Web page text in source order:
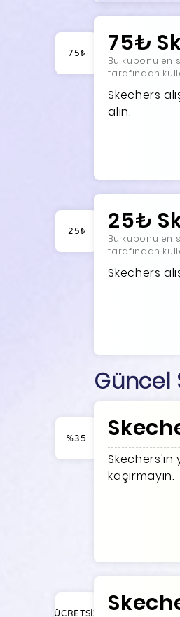
75₺ 75₺
Bu kuponu en
tarafından
Skechers
alın.
25₺ 25₺
Bu kuponu en
tarafından
Skechers
Güncel
%35
kaçırmayın.
ÜCRETSİZ